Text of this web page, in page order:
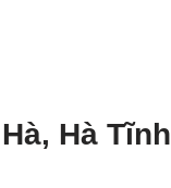
Hà